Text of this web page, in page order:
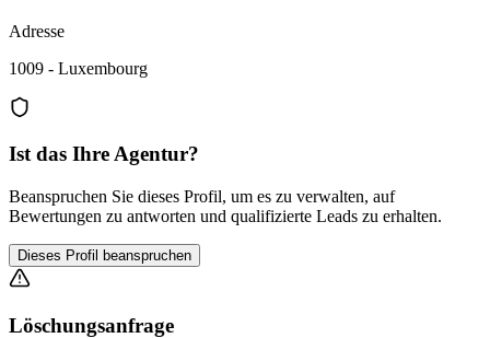
Adresse
1009 - Luxembourg
Ist das Ihre Agentur?
Beanspruchen Sie dieses Profil, um es zu verwalten, auf
Bewertungen zu antworten und qualifizierte Leads zu erhalten.
Dieses Profil beanspruchen
Löschungsanfrage